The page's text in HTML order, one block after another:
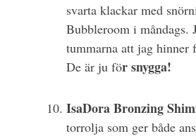
svarta klackar med
Bubbleroom i måndags.
tummarna att jag hinner
De är ju för snygga!
IsaDora Bronzing
torrolja som ger både